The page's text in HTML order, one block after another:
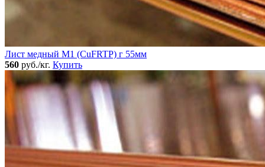
Лист медный М1 (CuFRTP) г 55мм
560 руб./кг. Купить